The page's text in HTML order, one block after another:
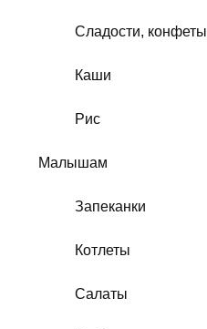
Сладости, конфеты
Каши
Рис
Малышам
Запеканки
Котлеты
Салаты